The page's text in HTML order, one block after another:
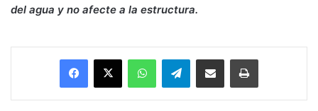
del agua y no afecte a la estructura.
Facebook
X WhatsAppTelegramEnviar vía email Imprimir